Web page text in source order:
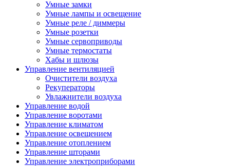
Умные замки
Умные лампы и освещение
Умные реле / диммеры
Умные розетки
Умные сервоприводы
Умные термостаты
Хабы и шлюзы
Управление вентиляцией
Очистители воздуха
Рекуператоры
Увлажнители воздуха
Управление водой
Управление воротами
Управление климатом
Управление освещением
Управление отоплением
Управление шторами
Управление электроприборами